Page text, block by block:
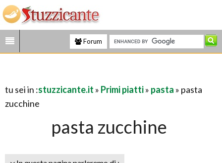
Forum
tu sei in :stuzzicante.it » Primi piatti» pasta » pasta
zucchine
pasta zucchine